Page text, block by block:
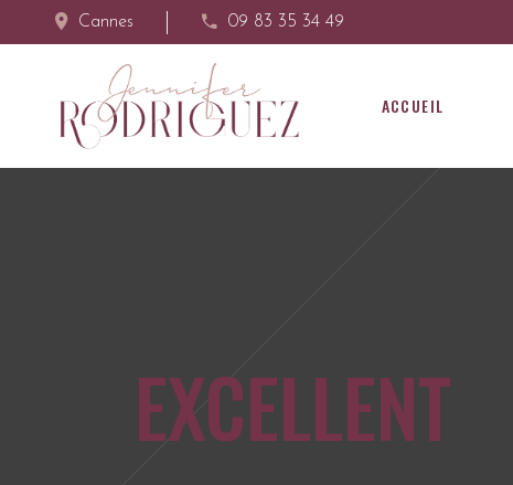
Cannes 09 83 35 34 49
ACCUEIL
EXCELLENT